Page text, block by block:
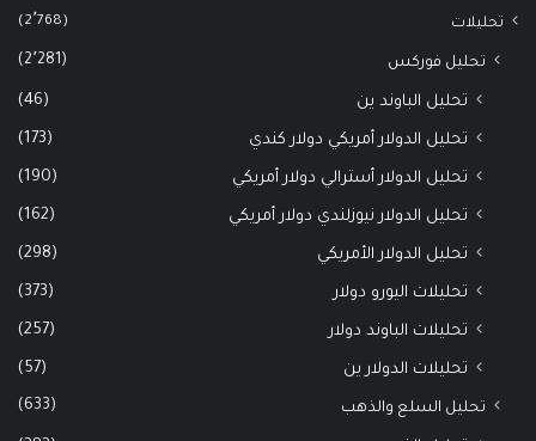
تحليلات (2٬768)
تحليل فوركس (2٬281)
تحليل الباوند ين (46)
تحليل الدولار أمريكي دولار كندي (173)
تحليل الدولار أسترالي دولار أمريكي (190)
تحليل الدولار نيوزلندي دولار أمريكي (162)
تحليل الدولار الأمريكي (298)
تحليلات اليورو دولار (373)
تحليلات الباوند دولار (257)
تحليلات الدولار ين (57)
تحليل السلع والذهب (633)